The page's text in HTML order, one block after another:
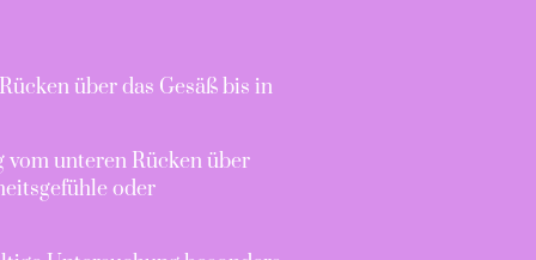
über das Gesäß bis in
unteren Rücken über
oder